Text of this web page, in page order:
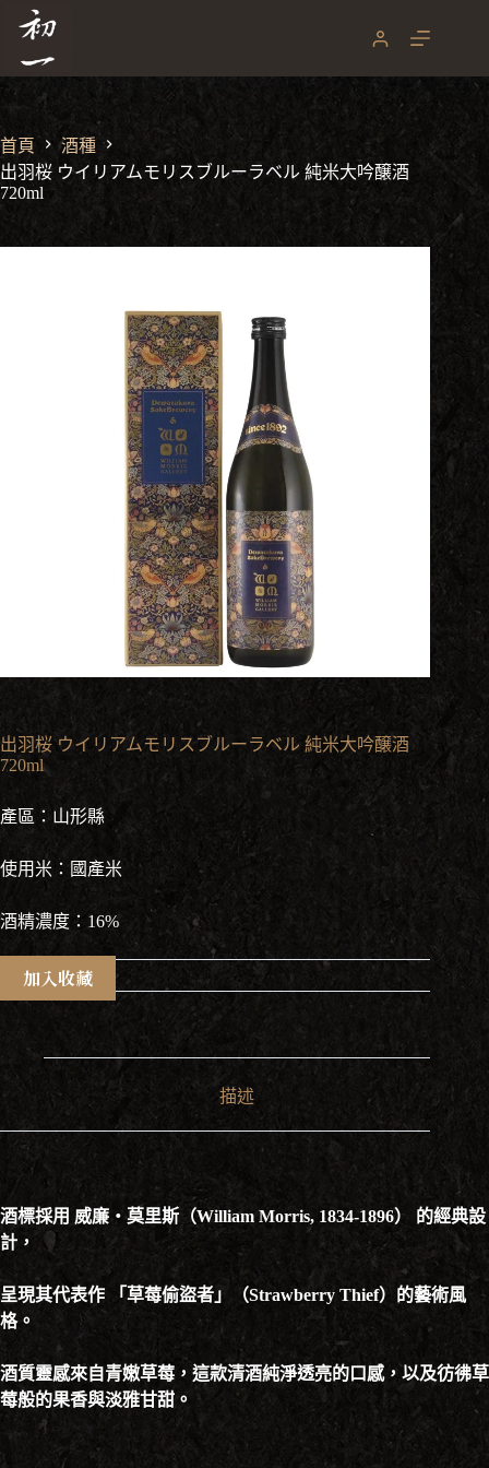
要
容
首頁
酒種
出羽桜 ウイリアムモリスブルーラベル 純米大吟醸酒
720ml
出羽桜 ウイリアムモリスブルーラベル 純米大吟醸酒
720ml
產區：山形縣
使用米：國產米
酒精濃度：16%
加入收藏
描述
酒標採用 威廉・莫里斯（William Morris, 1834-1896） 的經典設
計，
呈現其代表作 「草莓偷盜者」（Strawberry Thief）的藝術風
格。
酒質靈感來自青嫩草莓，這款清酒純淨透亮的口感，以及彷彿草
莓般的果香與淡雅甘甜。